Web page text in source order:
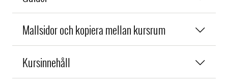
Mallsidor och kopiera mellan kursrum
Kursinnehåll